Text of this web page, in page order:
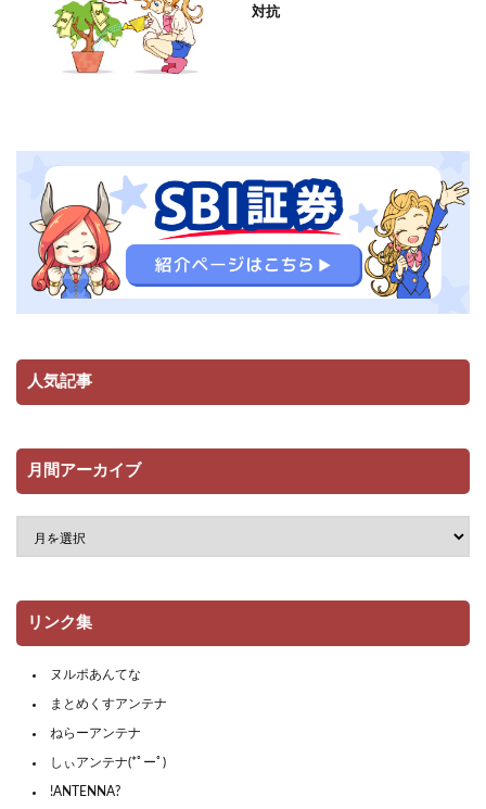
対抗
人気記事
月間アーカイブ
リンク集
ヌルポあんてな
まとめくすアンテナ
ねらーアンテナ
しぃアンテナ(*ﾟーﾟ)
!ANTENNA?